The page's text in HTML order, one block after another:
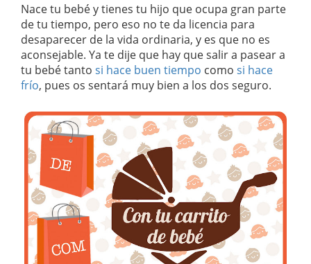
Nace tu bebé y tienes tu hijo que ocupa gran parte
de tu tiempo, pero eso no te da licencia para
desaparecer de la vida ordinaria, y es que no es
aconsejable. Ya te dije que hay que salir a pasear a
tu bebé tanto si hace buen tiempo como si hace
frío, pues os sentará muy bien a los dos seguro.